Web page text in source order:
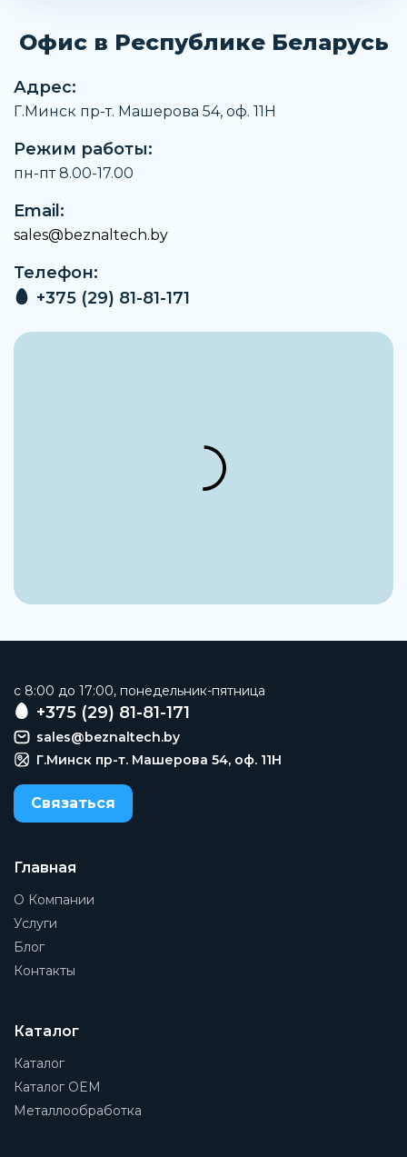
От -10 °C до +60 °C
Чистота воздуха на выходе
Сжатый воздух в соответствии с ISO8573-1:2010
[7:-:-]Инертные газы
Температура хранения
От -10 °C до +60 °C
Сопротивление коррозии
2 - Средняя стойкость к коррозии
173938
Производитель
Festo
Наименование
Модуль разветвления
Заказать
Офис в Республике Беларусь
Адрес:
Г.Минск пр-т. Машерова 54, оф. 11H
Режим работы:
пн-пт 8.00-17.00
Email:
sales@beznaltech.by
Телефон:
+375 (29) 81-81-171
c 8:00 до 17:00, понедельник-пятница
+375 (29) 81-81-171
sales@beznaltech.by
Г.Минск пр-т. Машерова 54, оф. 11H
Связаться
Главная
О Компании
Услуги
Блог
Контакты
Каталог
Каталог
Каталог OEM
Металлообработка